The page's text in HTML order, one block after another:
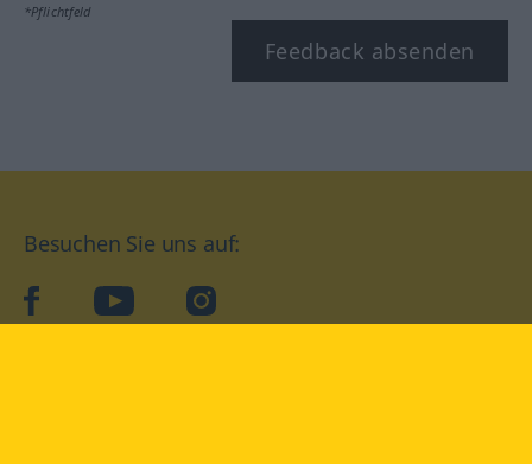
*Pflichtfeld
Feedback absenden
Besuchen Sie uns auf:
facebookYouTube Instagram